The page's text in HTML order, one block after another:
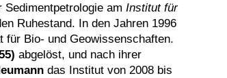
am Institut für
Ruhestand. In den Jahren 1996
für Bio- und Geowissenschaften.
abgelöst, und nach ihrer
das Institut von 2008 bis